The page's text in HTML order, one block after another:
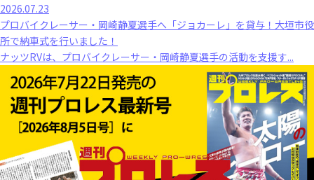
2026.07.23
プロバイクレーサー・岡崎静夏選手へ「ジョカーレ」を貸与！大垣市役
所で納車式を行いました！
ナッツRVは、プロバイクレーサー・岡崎静夏選手の活動を支援す...